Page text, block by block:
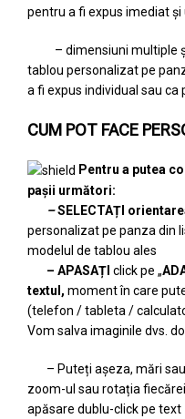
pentru a fi expus imediat
– dimensiuni multiple
tablou personalizat pe
a fi expus individual sau ca
CUM POT FACE
Pentru a putea
pașii următori:
–SELECTAȚI
personalizat pe panza din
modelul de tablou ales
– APASAȚI click pe „
textul, moment în care
(telefon / tableta /
Vom salva imaginile dvs.
– Puteți așeza, mări
zoom-ul sau rotația
apăsare dublu-click pe text